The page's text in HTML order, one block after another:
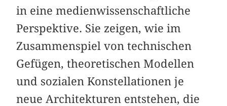
in eine medienwissenschaftliche
Perspektive. Sie zeigen, wie im
Zusammenspiel von technischen
Gefügen, theoretischen Modellen
und sozialen Konstellationen je
neue Architekturen entstehen, die